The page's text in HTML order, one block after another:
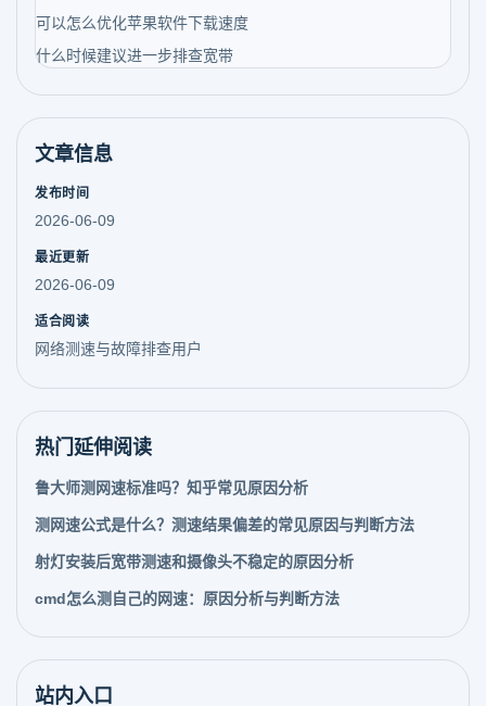
可以怎么优化苹果软件下载速度
什么时候建议进一步排查宽带
文章信息
发布时间
2026-06-09
最近更新
2026-06-09
适合阅读
网络测速与故障排查用户
热门延伸阅读
鲁大师测网速标准吗？知乎常见原因分析
测网速公式是什么？测速结果偏差的常见原因与判断方法
射灯安装后宽带测速和摄像头不稳定的原因分析
cmd怎么测自己的网速：原因分析与判断方法
站内入口